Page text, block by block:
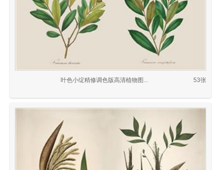
叶色小绽精修调色版高清植物图... 53张